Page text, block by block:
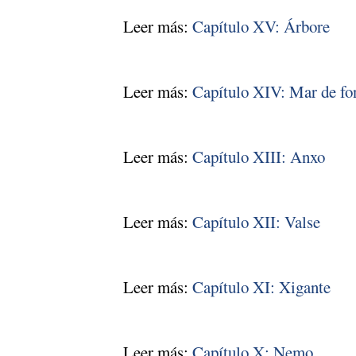
Leer más: Capítulo XV: Árbore
Leer más: Capítulo XIV: Mar de
Leer más: Capítulo XIII: Anxo
Leer más: Capítulo XII: Valse
Leer más: Capítulo XI: Xigante